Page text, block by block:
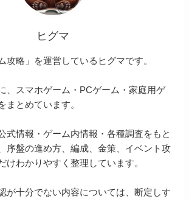
ヒグマ
攻略」を運営しているヒグマです。
、スマホゲーム・PCゲーム・家庭用ゲ
まとめています。
式情報・ゲーム内情報・各種調査をもと
序盤の進め方、編成、金策、イベント攻
けわかりやすく整理しています。
が十分でない内容については、断定しす